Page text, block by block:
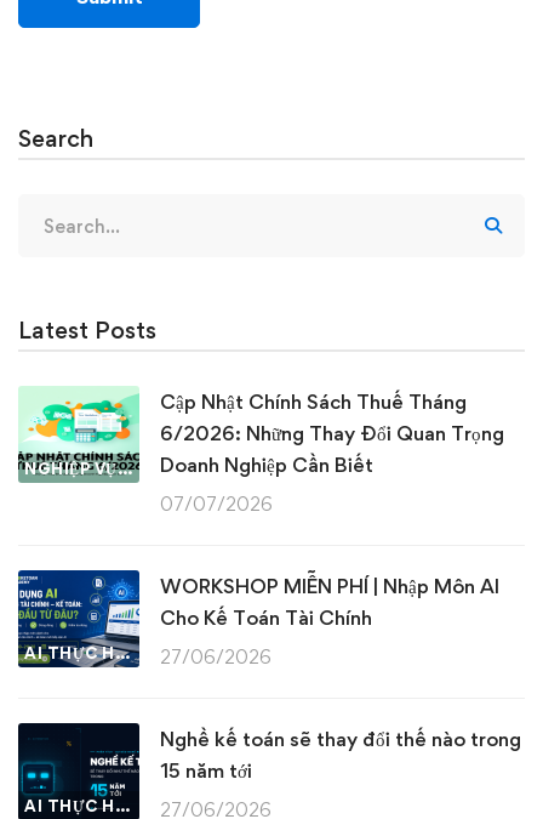
Search
for:
Latest Posts
NGHIỆP VỤ KẾ TOÁN & THUẾ
Cập Nhật Chính Sách Thuế Tháng
6/2026: Những Thay Đổi Quan Trọng
Doanh Nghiệp Cần Biết
07/07/2026
AI THỰC HÀNH
WORKSHOP MIỄN PHÍ | Nhập Môn AI
Cho Kế Toán Tài Chính
27/06/2026
AI THỰC HÀNH
Nghề kế toán sẽ thay đổi thế nào trong
15 năm tới
27/06/2026